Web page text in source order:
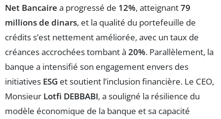
Net Bancaire a progressé de 12%, atteignant79
millions de dinars, et la qualité du portefeuille de
crédits s’est nettement améliorée, avec un taux de
créances accrochées tombant à 20%. Parallèlement, la
banque a intensifié son engagement envers des
initiatives ESG et soutient l’inclusion financière. Le CEO,
Monsieur Lotfi DEBBABI, a souligné la résilience du
modèle économique de la banque et sa capacité